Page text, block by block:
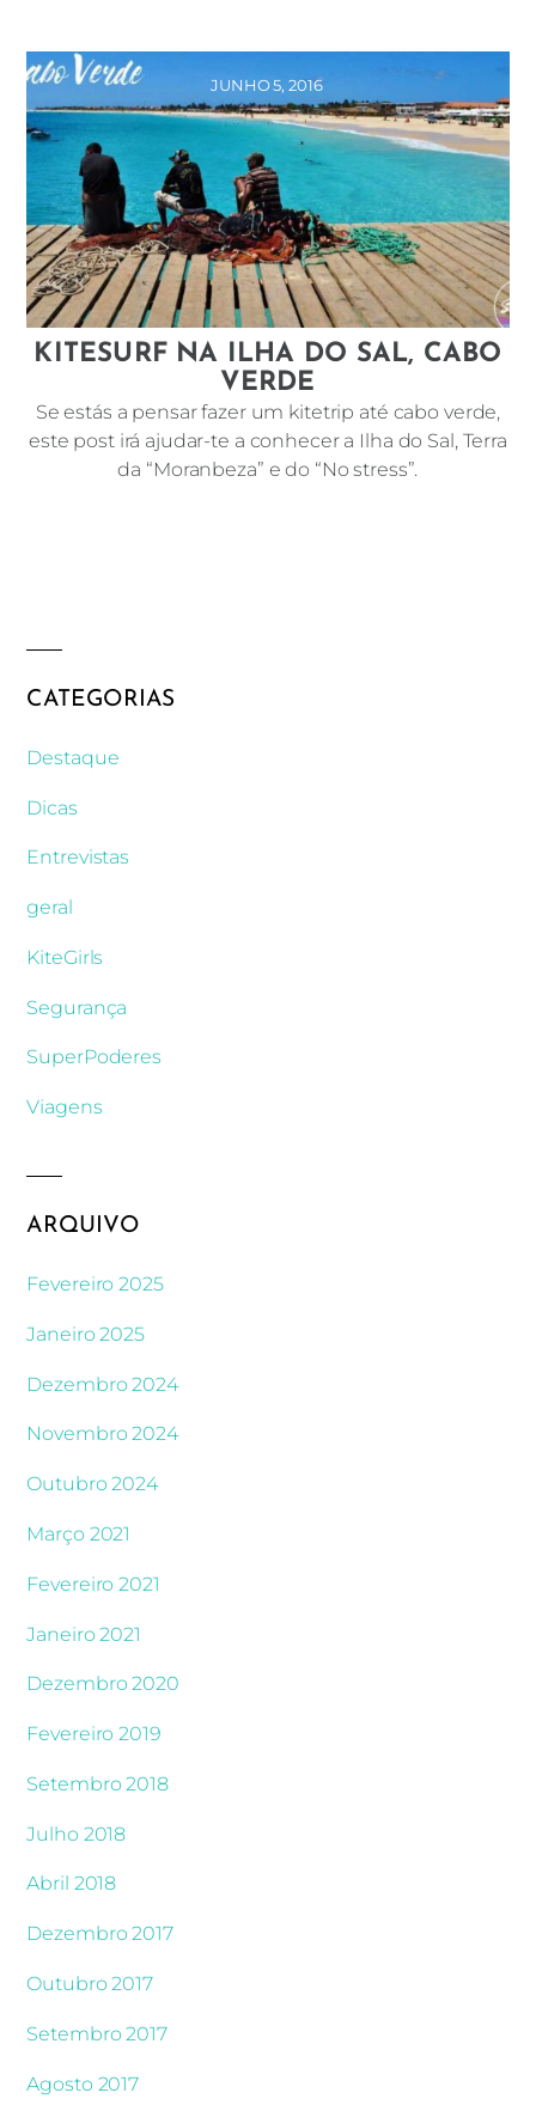
JUNHO 5, 2016
KITESURF NA ILHA DO SAL, CABO
VERDE
Se estás a pensar fazer um kitetrip até cabo verde,
este post irá ajudar-te a conhecer a Ilha do Sal, Terra
da “Moranbeza” e do “No stress”.
CATEGORIAS
Destaque
Dicas
Entrevistas
geral
KiteGirls
Segurança
SuperPoderes
Viagens
ARQUIVO
Fevereiro 2025
Janeiro 2025
Dezembro 2024
Novembro 2024
Outubro 2024
Março 2021
Fevereiro 2021
Janeiro 2021
Dezembro 2020
Fevereiro 2019
Setembro 2018
Julho 2018
Abril 2018
Dezembro 2017
Outubro 2017
Setembro 2017
Agosto 2017